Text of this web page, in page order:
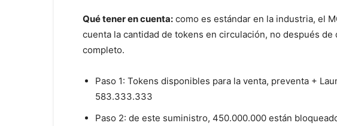
Qué tener en cuenta: como es estándar en la industria, el
cuenta la cantidad de tokens en circulación, no después
completo.
Paso 1: Tokens disponibles para la venta, preventa +
583.333.333
Paso 2: de este suministro, 450.000.000 están